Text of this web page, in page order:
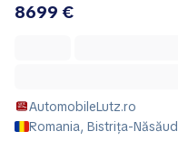
8699 €
AutomobileLutz.ro
Romania, Bistrița-Năsăud